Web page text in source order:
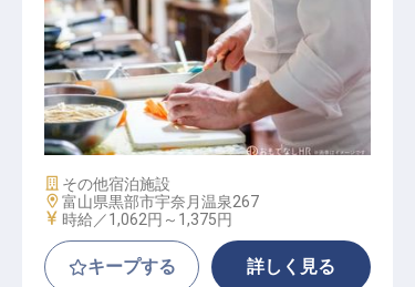
キッチン補助スタッフ
施設業態
その他宿泊施設
勤務地
富山県黒部市宇奈月温泉267
給与
時給／1,062円～ 1,375円
キープする 詳しく見る